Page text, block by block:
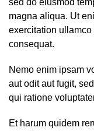
magna aliqua. Ut
exercitation
consequat.
Nemo enim ipsam
aut odit aut fugit,
qui ratione
Et harum quidem